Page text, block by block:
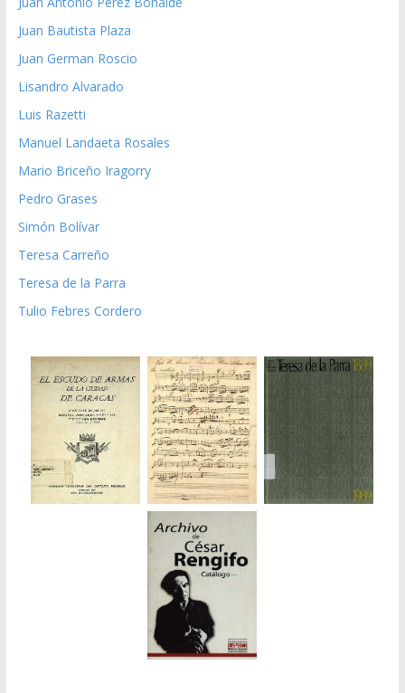
Juan Bautista Plaza
Juan German Roscio
Lisandro Alvarado
Luis Razetti
Manuel Landaeta Rosales
Mario Briceño Iragorry
Pedro Grases
Simón Bolívar
Teresa Carreño
Teresa de la Parra
Tulio Febres Cordero